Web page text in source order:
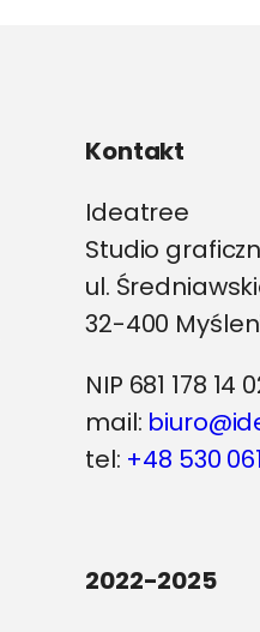
Kontakt
Ideatree
Studio
ul.
32-400
NIP 681 178 14
mail:
tel: +48 530
2022-2025